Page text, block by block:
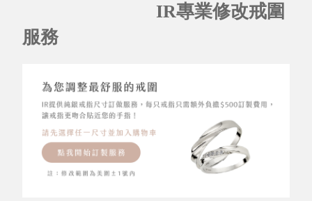
IR專業修改戒圍
服務